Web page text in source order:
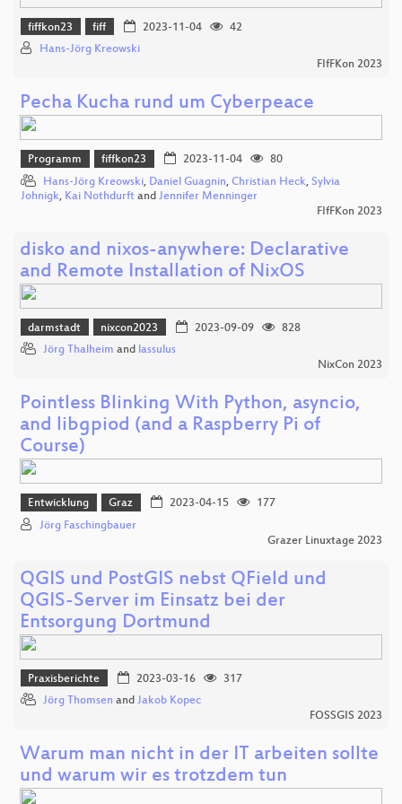
fiffkon23 fiff 2023-11-04
42
Hans-Jörg Kreowski
FIfFKon 2023
Pecha Kucha rund um Cyberpeace
Programm fiffkon23 2023-11-04
80
Hans-Jörg Kreowski, Daniel Guagnin, Christian Heck, Sylvia
Johnigk, Kai Nothdurft and Jennifer Menninger
FIfFKon 2023
disko and nixos-anywhere: Declarative
and Remote Installation of NixOS
darmstadt nixcon2023 2023-09-09
828
Jörg Thalheim and lassulus
NixCon 2023
Pointless Blinking With Python, asyncio,
and libgpiod (and a Raspberry Pi of
Course)
Entwicklung Graz 2023-04-15
177
Jörg Faschingbauer
Grazer Linuxtage 2023
QGIS und PostGIS nebst QField und
QGIS-Server im Einsatz bei der
Entsorgung Dortmund
Praxisberichte 2023-03-16
317
Jörg Thomsen and Jakob Kopec
FOSSGIS 2023
Warum man nicht in der IT arbeiten sollte
und warum wir es trotzdem tun